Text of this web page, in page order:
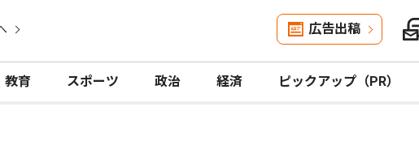
広告出稿
教育 スポーツ 政治 経済 ピックアップ（PR）